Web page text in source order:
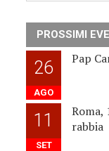
PROSSIMI
26
AGO
Pap
11
SET
Roma,
rabbia